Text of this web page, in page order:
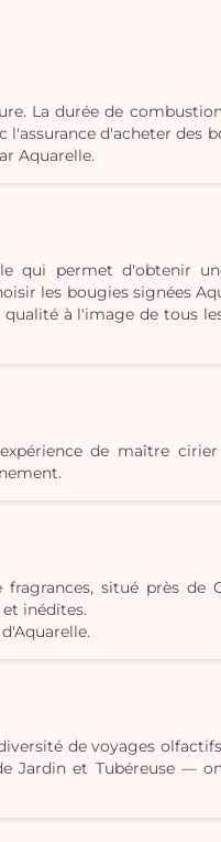
La durée de
d'acheter des
Aquarelle.
qui permet d'obtenir
les bougies signées
à l'image de tous
de maître
situé près de
inédites.
de voyages
Jardin et Tubéreuse —